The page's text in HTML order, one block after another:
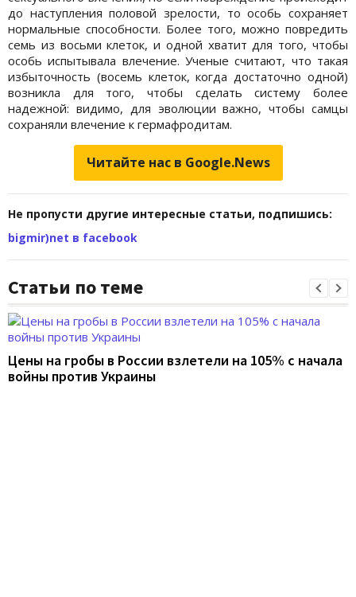
до наступления половой зрелости, то особь сохраняет
нормальные способности. Более того, можно повредить
семь из восьми клеток, и одной хватит для того, чтобы
особь испытывала влечение. Ученые считают, что такая
избыточность (восемь клеток, когда достаточно одной)
возникла для того, чтобы сделать систему более
надежной: видимо, для эволюции важно, чтобы самцы
сохраняли влечение к гермафродитам.
Читайте нас в Google.News
Не пропусти другие интересные статьи, подпишись:
bigmir)net в facebook
Статьи по теме
Цены на гробы в России взлетели на 105% с начала
войны против Украины